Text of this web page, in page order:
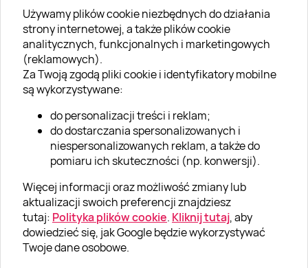
Używamy plików cookie niezbędnych do działania
strony internetowej, a także plików cookie
analitycznych, funkcjonalnych i marketingowych
(reklamowych).
Za Twoją zgodą pliki cookie i identyfikatory mobilne
są wykorzystywane:
do personalizacji treści i reklam;
do dostarczania spersonalizowanych i
niespersonalizowanych reklam, a także do
pomiaru ich skuteczności (np. konwersji).
Więcej informacji oraz możliwość zmiany lub
aktualizacji swoich preferencji znajdziesz
tutaj: Polityka plików cookie. Kliknij tutaj, aby
dowiedzieć się, jak Google będzie wykorzystywać
Twoje dane osobowe.
O SUPERPREZENTY
O nas
Aktualności
Kariera w Super Prezentach
Klub Lojalnościowy
Dodaj recenzję
Informacje